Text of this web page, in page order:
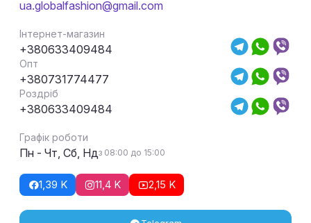
ua.globalfashion@gmail.com
Інтернет-магазин
+380633409484
Опт
+380731774477
Роздріб
+380633409484
Графік роботи
Пн - Чт, Сб, Ндз 08:00 до 15:00
1,39 K 11,4 K 2,15 K